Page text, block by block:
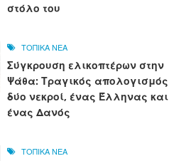
στόλο του
ΤΟΠΙΚΑ ΝΕΑ
Σύγκρουση ελικοπτέρων στην
Ψάθα: Τραγικός απολογισμός
δύο νεκροί, ένας Έλληνας και
ένας Δανός
ΤΟΠΙΚΑ ΝΕΑ